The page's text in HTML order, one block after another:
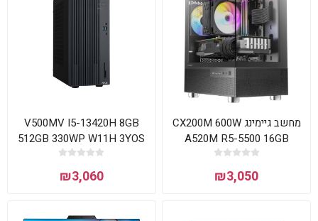
מחשב גיימינג CX200M 600W
A520M R5-5500 16GB
500NVME RTX 3050
₪3,050
V500MV I5-13420H 8GB
512GB 330WP W11H 3YOS
Asus
₪3,060